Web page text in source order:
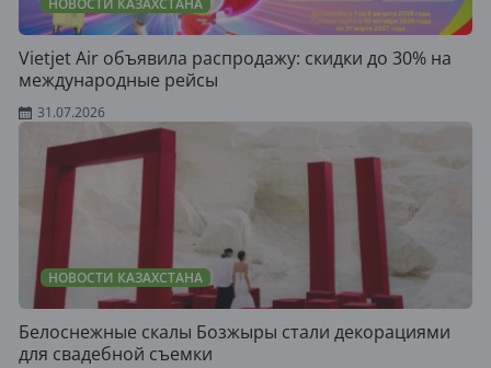
НОВОСТИ КАЗАХСТАНА
Vietjet Air объявила распродажу: скидки до 30% на
международные рейсы
31.07.2026
НОВОСТИ КАЗАХСТАНА
Белоснежные скалы Бозжыры стали декорациями
для свадебной съемки